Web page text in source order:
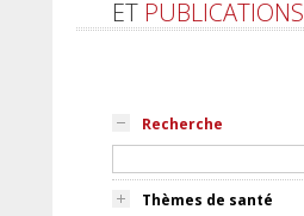
ET PUBLICATIONS
Recherche
Thèmes de santé